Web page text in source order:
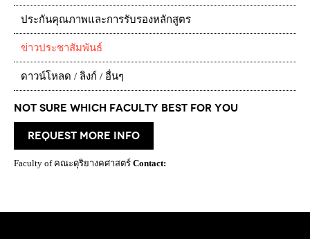
ประกันคุณภาพและการรับรองหลักสูตร
ข่าวประชาสัมพันธ์
ดาวน์โหลด / ลิงก์ / อื่นๆ
Not Sure which Faculty best for you
request more info
Faculty of คณะดุริยางคศาสตร์ Contact: